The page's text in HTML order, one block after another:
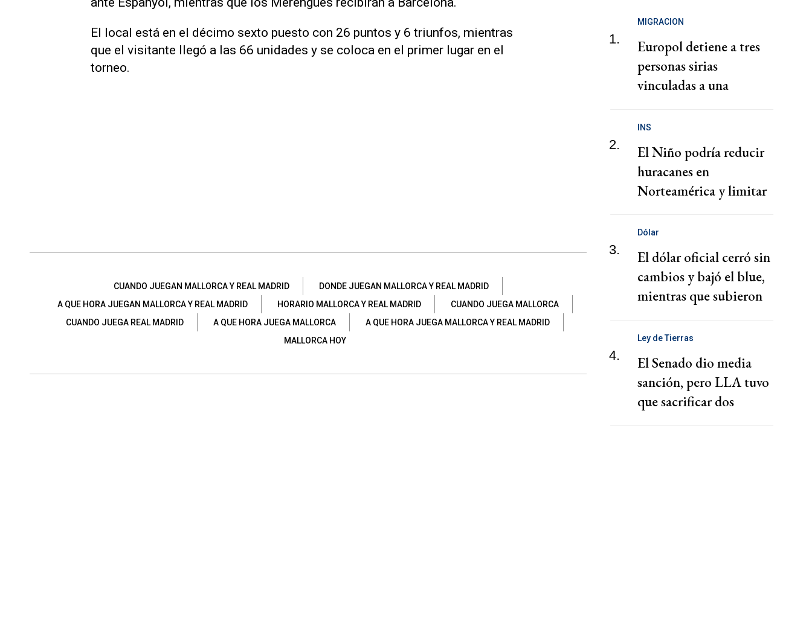
El local está en el décimo sexto puesto con 26 puntos y 6 triunfos, mientras
que el visitante llegó a las 66 unidades y se coloca en el primer lugar en el
torneo.
CUANDO JUEGAN MALLORCA Y REAL MADRID
DONDE JUEGAN MALLORCA Y REAL MADRID
A QUE HORA JUEGAN MALLORCA Y REAL MADRID
HORARIO MALLORCA Y REAL MADRID
CUANDO JUEGA MALLORCA
CUANDO JUEGA REAL MADRID
A QUE HORA JUEGA MALLORCA
A QUE HORA JUEGA MALLORCA Y REAL MADRID
MALLORCA HOY
1.
MIGRACION
Europol detiene a tres
personas sirias
vinculadas a una
de migrantes
2.
INS
El Niño podría reducir
huracanes en
Norteamérica y limitar
Zurich
3.
Dólar
El dólar oficial cerró sin
cambios y bajó el blue,
mientras que subieron
4.
Ley de Tierras
El Senado dio media
sanción, pero LLA tuvo
que sacrificar dos